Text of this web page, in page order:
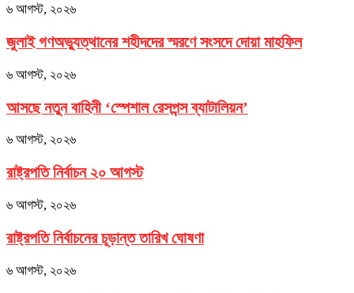
৬ আগস্ট, ২০২৬
জুলাই গণঅভ্যুত্থানের শহীদদের স্মরণে সংসদে দোয়া মাহফিল
৬ আগস্ট, ২০২৬
আসছে নতুন বাহিনী ‘স্পেশাল রেসপন্স ব্যাটালিয়ন’
৬ আগস্ট, ২০২৬
রাষ্ট্রপতি নির্বাচন ২০ আগস্ট
৬ আগস্ট, ২০২৬
রাষ্ট্রপতি নির্বাচনের চূড়ান্ত তারিখ ঘোষণা
৬ আগস্ট, ২০২৬